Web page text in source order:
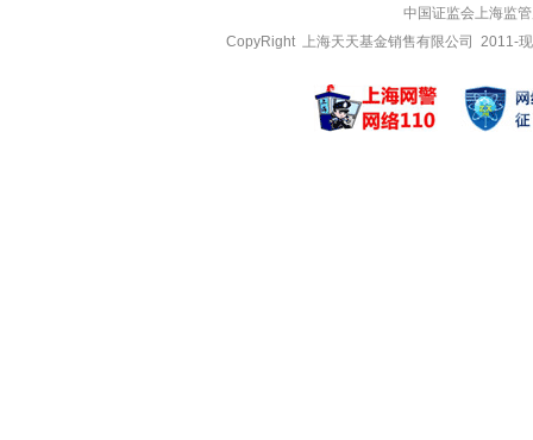
中国证监会上海监
CopyRight 上海天天基金销售有限公司 2011-